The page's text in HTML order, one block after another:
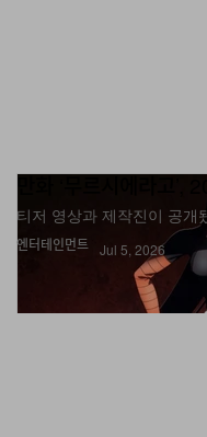
엔터테인먼트
만화 ‘무르시에라고’,
티저 영상과 제작진이 공개
Jul 5, 2026